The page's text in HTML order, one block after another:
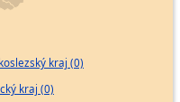
kraj (0)
kraj (0)